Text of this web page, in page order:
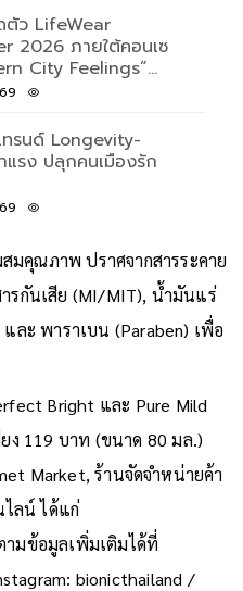
ตัว LifeWear
2026 ภายใต้คอนเซ
City Feelings”
หลากหลายของผู้คนและ
ทรนด์ Longevity-
แรง ปลุกคนเมืองรัก
มคุณภาพ ปราศจากสารระคาย
ารกันเสีย (MI/MIT), น้ำมันแร่
ละ พาราเบน (Paraben) เพื่อ
Bright และ Pure Mild
ง 119 บาท (ขนาด 80 มล.)
Market, ร้านจัดจำหน่ายค้า
ลน์ ได้แก่
ามข้อมูลเพิ่มเติมได้ที่
bionicthailand /